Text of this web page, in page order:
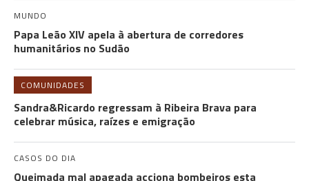
MUNDO
Papa Leão XIV apela à abertura de corredores
humanitários no Sudão
COMUNIDADES
Sandra&Ricardo regressam à Ribeira Brava para
celebrar música, raízes e emigração
CASOS DO DIA
Queimada mal apagada acciona bombeiros esta